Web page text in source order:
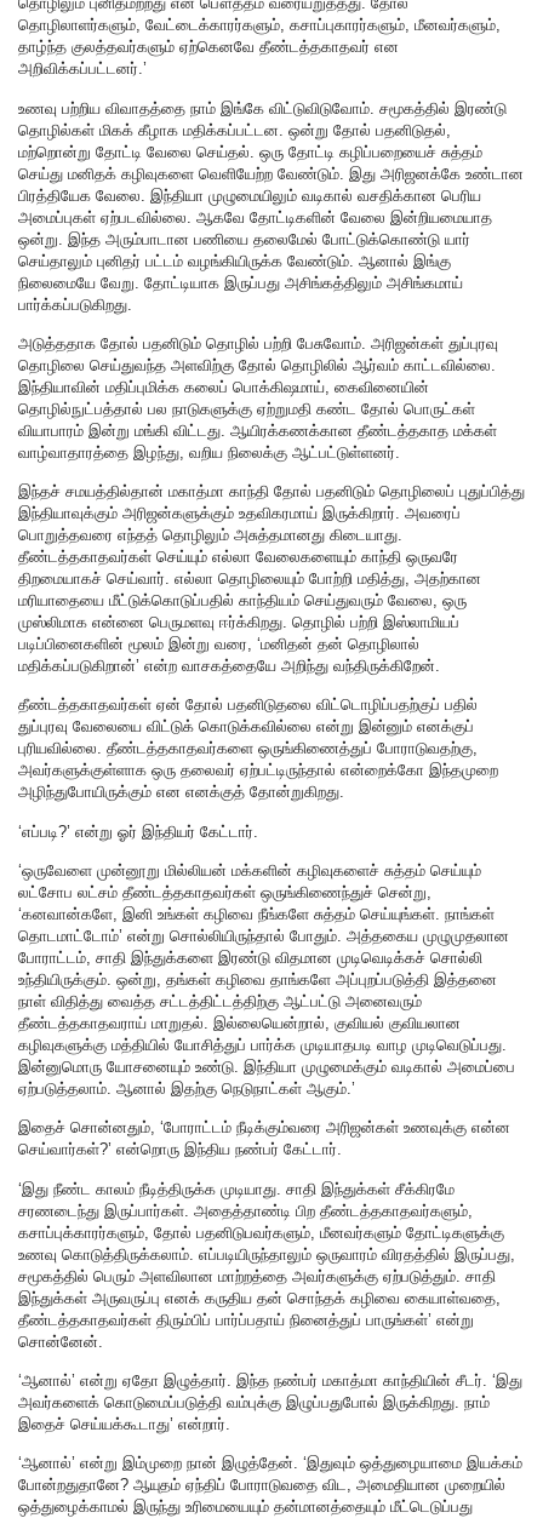
தொழிலாளர்களும், வேட்டைக்காரர்களும், கசாப்புகாரர்களும், மீனவர்களும்,
தாழ்ந்த குலத்தவர்களும் ஏற்கெனவே தீண்டத்தகாதவர் என
அறிவிக்கப்பட்டனர்.’
உணவு பற்றிய விவாதத்தை நாம் இங்கே விட்டுவிடுவோம். சமூகத்தில் இரண்டு
தொழில்கள் மிகக் கீழாக மதிக்கப்பட்டன. ஒன்று தோல் பதனிடுதல்,
மற்றொன்று தோட்டி வேலை செய்தல். ஒரு தோட்டி கழிப்பறையைச் சுத்தம்
செய்து மனிதக் கழிவுகளை வெளியேற்ற வேண்டும். இது அரிஜனக்கே உண்டான
பிரத்தியேக வேலை. இந்தியா முழுமையிலும் வடிகால் வசதிக்கான பெரிய
அமைப்புகள் ஏற்படவில்லை. ஆகவே தோட்டிகளின் வேலை இன்றியமையாத
ஒன்று. இந்த அரும்பாடான பணியை தலைமேல் போட்டுக்கொண்டு யார்
செய்தாலும் புனிதர் பட்டம் வழங்கியிருக்க வேண்டும். ஆனால் இங்கு
நிலைமையே வேறு. தோட்டியாக இருப்பது அசிங்கத்திலும் அசிங்கமாய்
பார்க்கப்படுகிறது.
அடுத்ததாக தோல் பதனிடும் தொழில் பற்றி பேசுவோம். அரிஜன்கள் துப்புரவு
தொழிலை செய்துவந்த அளவிற்கு தோல் தொழிலில் ஆர்வம் காட்டவில்லை.
இந்தியாவின் மதிப்புமிக்க கலைப் பொக்கிஷமாய், கைவினையின்
தொழில்நுட்பத்தால் பல நாடுகளுக்கு ஏற்றுமதி கண்ட தோல் பொருட்கள்
வியாபாரம் இன்று மங்கி விட்டது. ஆயிரக்கணக்கான தீண்டத்தகாத மக்கள்
வாழ்வாதாரத்தை இழந்து, வறிய நிலைக்கு ஆட்பட்டுள்ளனர்.
இந்தச் சமயத்தில்தான் மகாத்மா காந்தி தோல் பதனிடும் தொழிலைப் புதுப்பித்து
இந்தியாவுக்கும் அரிஜன்களுக்கும் உதவிகரமாய் இருக்கிறார். அவரைப்
பொறுத்தவரை எந்தத் தொழிலும் அசுத்தமானது கிடையாது.
தீண்டத்தகாதவர்கள் செய்யும் எல்லா வேலைகளையும் காந்தி ஒருவரே
திறமையாகச் செய்வார். எல்லா தொழிலையும் போற்றி மதித்து, அதற்கான
மரியாதையை மீட்டுக்கொடுப்பதில் காந்தியம் செய்துவரும் வேலை, ஒரு
முஸ்லிமாக என்னை பெருமளவு ஈர்க்கிறது. தொழில் பற்றி இஸ்லாமியப்
படிப்பினைகளின் மூலம் இன்று வரை, ‘மனிதன் தன் தொழிலால்
மதிக்கப்படுகிறான்’ என்ற வாசகத்தையே அறிந்து வந்திருக்கிறேன்.
தீண்டத்தகாதவர்கள் ஏன் தோல் பதனிடுதலை விட்டொழிப்பதற்குப் பதில்
துப்புரவு வேலையை விட்டுக் கொடுக்கவில்லை என்று இன்னும் எனக்குப்
புரியவில்லை. தீண்டத்தகாதவர்களை ஒருங்கிணைத்துப் போராடுவதற்கு,
அவர்களுக்குள்ளாக ஒரு தலைவர் ஏற்பட்டிருந்தால் என்றைக்கோ இந்தமுறை
அழிந்துபோயிருக்கும் என எனக்குத் தோன்றுகிறது.
‘எப்படி?’ என்று ஓர் இந்தியர் கேட்டார்.
‘ஒருவேளை முன்னூறு மில்லியன் மக்களின் கழிவுகளைச் சுத்தம் செய்யும்
லட்சோப லட்சம் தீண்டத்தகாதவர்கள் ஒருங்கிணைந்துச் சென்று,
‘கனவான்களே, இனி உங்கள் கழிவை நீங்களே சுத்தம் செய்யுங்கள். நாங்கள்
தொடமாட்டோம்’ என்று சொல்லியிருந்தால் போதும். அத்தகைய முழுமுதலான
போராட்டம், சாதி இந்துக்களை இரண்டு விதமான முடிவெடிக்கச் சொல்லி
உந்தியிருக்கும். ஒன்று, தங்கள் கழிவை தாங்களே அப்புறப்படுத்தி இத்தனை
நாள் விதித்து வைத்த சட்டத்திட்டத்திற்கு ஆட்பட்டு அனைவரும்
தீண்டத்தகாதவராய் மாறுதல். இல்லையென்றால், குவியல் குவியலான
கழிவுகளுக்கு மத்தியில் யோசித்துப் பார்க்க முடியாதபடி வாழ முடிவெடுப்பது.
இன்னுமொரு யோசனையும் உண்டு. இந்தியா முழுமைக்கும் வடிகால் அமைப்பை
ஏற்படுத்தலாம். ஆனால் இதற்கு நெடுநாட்கள் ஆகும்.’
இதைச் சொன்னதும், ‘போராட்டம் நீடிக்கும்வரை அரிஜன்கள் உணவுக்கு என்ன
செய்வார்கள்?’ என்றொரு இந்திய நண்பர் கேட்டார்.
‘இது நீண்ட காலம் நீடித்திருக்க முடியாது. சாதி இந்துக்கள் சீக்கிரமே
சரணடைந்து இருப்பார்கள். அதைத்தாண்டி பிற தீண்டத்தகாதவர்களும்,
கசாப்புக்காரர்களும், தோல் பதனிடுபவர்களும், மீனவர்களும் தோட்டிகளுக்கு
உணவு கொடுத்திருக்கலாம். எப்படியிருந்தாலும் ஒருவாரம் விரதத்தில் இருப்பது,
சமூகத்தில் பெரும் அளவிலான மாற்றத்தை அவர்களுக்கு ஏற்படுத்தும். சாதி
இந்துக்கள் அருவருப்பு எனக் கருதிய தன் சொந்தக் கழிவை கையாள்வதை,
தீண்டத்தகாதவர்கள் திரும்பிப் பார்ப்பதாய் நினைத்துப் பாருங்கள்’ என்று
சொன்னேன்.
‘ஆனால்’ என்று ஏதோ இழுத்தார். இந்த நண்பர் மகாத்மா காந்தியின் சீடர். ‘இது
அவர்களைக் கொடுமைப்படுத்தி வம்புக்கு இழுப்பதுபோல் இருக்கிறது. நாம்
இதைச் செய்யக்கூடாது’ என்றார்.
‘ஆனால்’ என்று இம்முறை நான் இழுத்தேன். ‘இதுவும் ஒத்துழையாமை இயக்கம்
போன்றதுதானே? ஆயுதம் ஏந்திப் போராடுவதை விட, அமைதியான முறையில்
ஒத்துழைக்காமல் இருந்து உரிமையையும் தன்மானத்தையும் மீட்டெடுப்பது